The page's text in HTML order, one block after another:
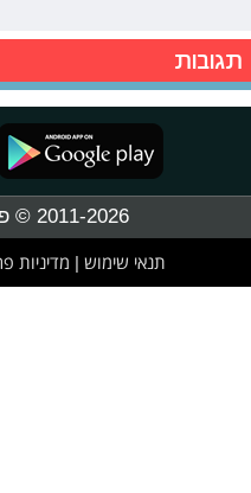
תגובות
2011-2026 © פרוגי תקשורת בע"מ
תנאי שימוש | מדיניות